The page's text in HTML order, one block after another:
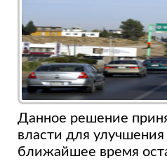
Данное решение
власти для
ближайшее время